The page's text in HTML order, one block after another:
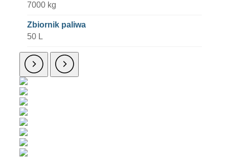
7000 kg
Zbiornik paliwa
50 L